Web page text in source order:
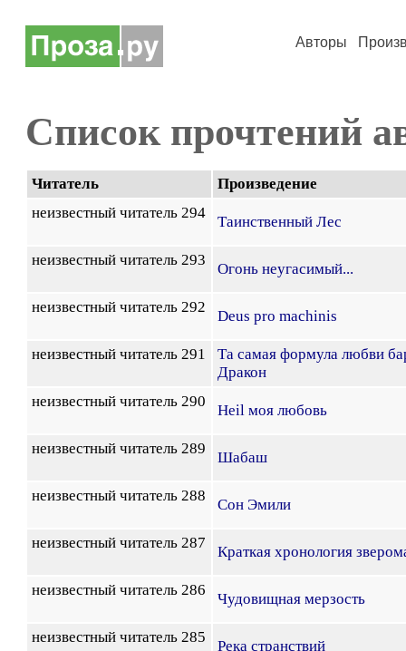
Авторы
Список прочтений
Читатель
Произведение
неизвестный читатель 294
Таинственный Лес
неизвестный читатель 293
Огонь неугасимый...
неизвестный читатель 292
Deus pro machinis
неизвестный читатель 291
Та самая формула любви
Дракон
неизвестный читатель 290
Heil моя любовь
неизвестный читатель 289
Шабаш
неизвестный читатель 288
Сон Эмили
неизвестный читатель 287
Краткая хронология
неизвестный читатель 286
Чудовищная мерзость
неизвестный читатель 285
Река странствий